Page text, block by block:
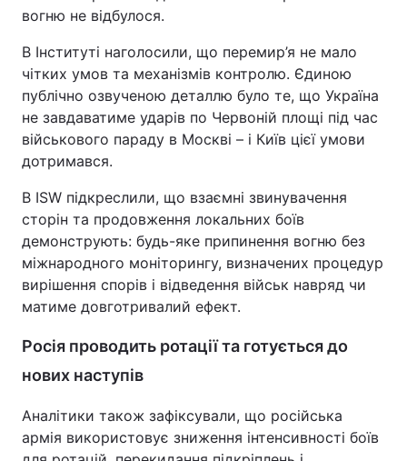
вогню не відбулося.
В Інституті наголосили, що перемир’я не мало
чітких умов та механізмів контролю. Єдиною
публічно озвученою деталлю було те, що Україна
не завдаватиме ударів по Червоній площі під час
військового параду в Москві – і Київ цієї умови
дотримався.
В ISW підкреслили, що взаємні звинувачення
сторін та продовження локальних боїв
демонструють: будь-яке припинення вогню без
міжнародного моніторингу, визначених процедур
вирішення спорів і відведення військ навряд чи
матиме довготривалий ефект.
Росія проводить ротації та готується до
нових наступів
Аналітики також зафіксували, що російська
армія використовує зниження інтенсивності боїв